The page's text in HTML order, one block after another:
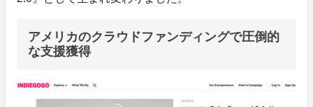
アメリカのクラウドファンディングで圧倒的
な支援獲得